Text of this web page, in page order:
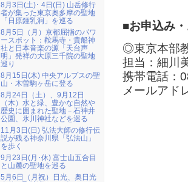
■お申込み
◎東京本部
担当：細川
携帯電話：
メールアド
8月3日(土)･ 4日(日) 山岳修行
者が集った東京奥多摩の聖地
「日原鍾乳洞」を巡る
8月5日（月）京都屈指のパワ
ースポット：鞍馬寺・貴船神
社と日本音楽の源「天台声
明」発祥の大原三千院の聖地
巡り
8月15日(木) 中央アルプスの聖
山・木曽駒ヶ岳に登る
8月24日（土）、9月12日
（木）水と緑、豊かな自然や
歴史に囲まれた聖地－石神井
公園、氷川神社などを巡る
11月3日(日) 弘法大師の修行伝
説が残る神奈川県「弘法山」
を歩く
9月23日(月･休) 富士山五合目
と山麓の聖地を巡る
5月6日（月祝）日光、奥日光